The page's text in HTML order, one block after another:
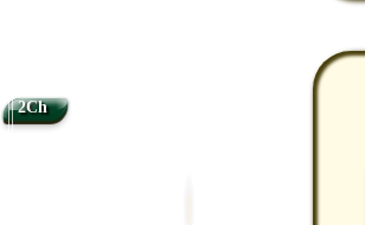
2Ch